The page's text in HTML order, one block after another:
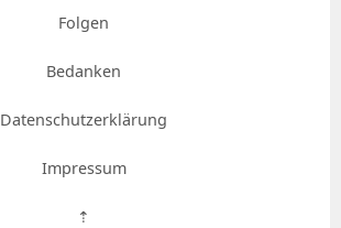
Folgen
Bedanken
Datenschutzerklärung
Impressum
⇡